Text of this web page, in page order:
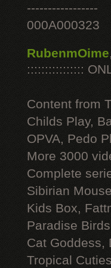
-----------------
000A000323
RubenmOime,
::::::::::::::::
Content from
Childs Play,
OPVA, Pedo
More 3000
Complete
Sibirian
Kids Box,
Paradise
Cat Goddess,
Tropical